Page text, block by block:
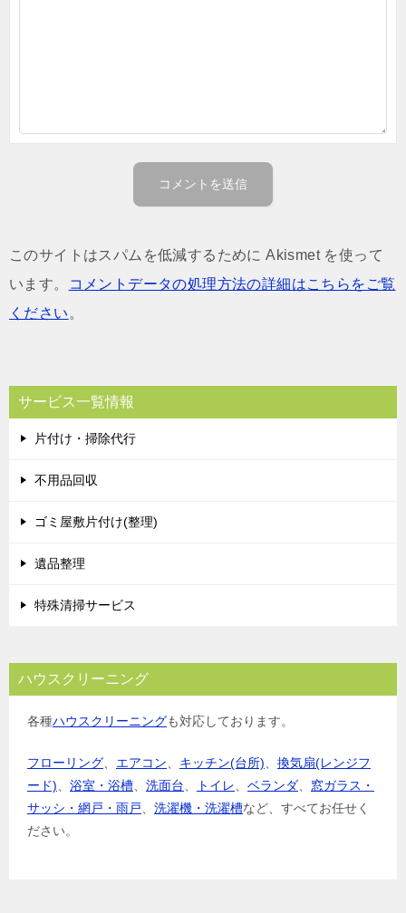
このサイトはスパムを低減するために Akismet を使って
います。
コメントデータの処理方法の詳細はこちらをご覧
ください。
サービス一覧情報
片付け・掃除代行
不用品回収
ゴミ屋敷片付け(整理)
遺品整理
特殊清掃サービス
ハウスクリーニング
各種ハウスクリーニングも対応しております。
フローリング、 エアコン、 キッチン(台所)、 換気扇(レンジフ
ード)、 浴室・浴槽、 洗面台、 トイレ、 ベランダ、 窓ガラス・
サッシ・網戸・雨戸、 洗濯機・洗濯槽など、すべてお任せく
ださい。